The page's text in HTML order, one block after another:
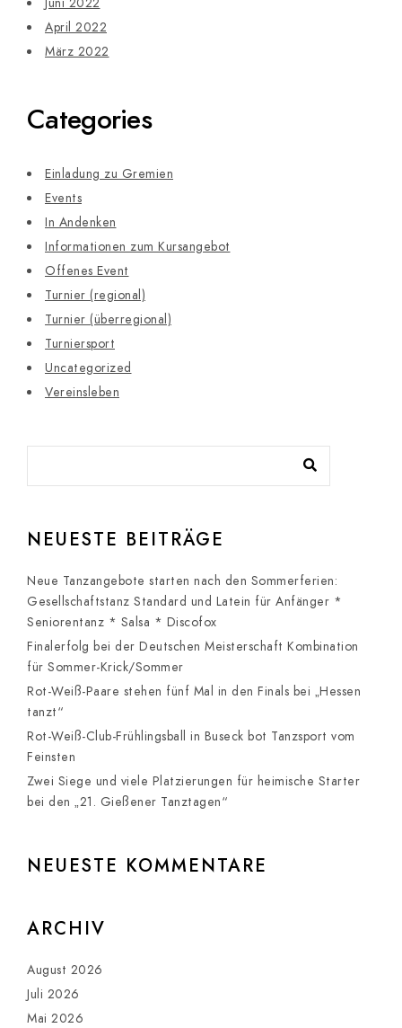
April 2022
März 2022
Categories
Einladung zu Gremien
Events
In Andenken
Informationen zum Kursangebot
Offenes Event
Turnier (regional)
Turnier (überregional)
Turniersport
Uncategorized
Vereinsleben
NEUESTE BEITRÄGE
Neue Tanzangebote starten nach den Sommerferien:
Gesellschaftstanz Standard und Latein für Anfänger *
Seniorentanz * Salsa * Discofox
Finalerfolg bei der Deutschen Meisterschaft Kombination
für Sommer-Krick/Sommer
Rot-Weiß-Paare stehen fünf Mal in den Finals bei „Hessen
tanzt“
Rot-Weiß-Club-Frühlingsball in Buseck bot Tanzsport vom
Feinsten
Zwei Siege und viele Platzierungen für heimische Starter
bei den „21. Gießener Tanztagen“
NEUESTE KOMMENTARE
ARCHIV
August 2026
Juli 2026
Mai 2026